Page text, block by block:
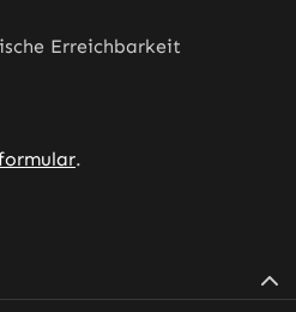
Erreichbarkeit
.
– öffnet in neuem Tab